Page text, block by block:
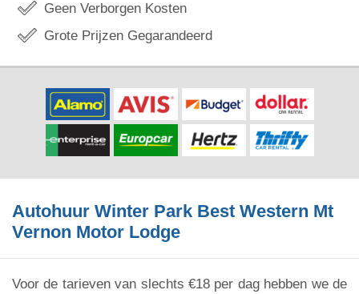
Geen Verborgen Kosten
Grote Prijzen Gegarandeerd
Autohuur Winter Park Best Western Mt
Vernon Motor Lodge
Voor de tarieven van slechts €18 per dag hebben we de